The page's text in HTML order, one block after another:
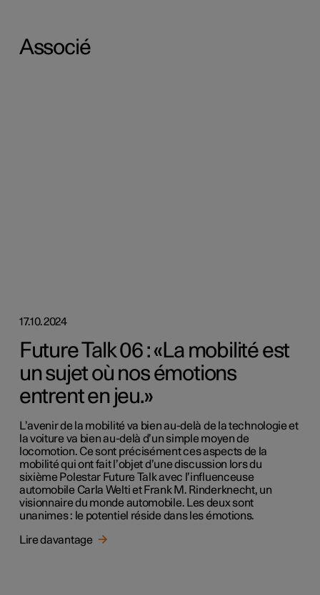
Associé
17.10.2024
Future Talk 06 : «La mobilité est
un sujet où nos émotions
entrent en jeu.»
L’avenir de la mobilité va bien au-delà de la technologie et
la voiture va bien au-delà d’un simple moyen de
locomotion. Ce sont précisément ces aspects de la
mobilité qui ont fait l’objet d’une discussion lors du
sixième Polestar Future Talk avec l’influenceuse
automobile Carla Welti et Frank M. Rinderknecht, un
visionnaire du monde automobile. Les deux sont
unanimes : le potentiel réside dans les émotions.
Lire davantage